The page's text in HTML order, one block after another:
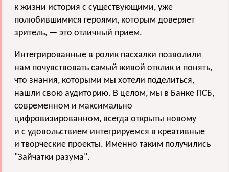
к жизни история с существующими, уже
полюбившимися героями, которым доверяет
зритель, — это отличный прием.
Интегрированные в ролик пасхалки позволили
нам почувствовать самый живой отклик и понять,
что знания, которыми мы хотели поделиться,
нашли свою аудиторию. В целом, мы в Банке ПСБ,
современном и максимально
цифровизированном, всегда открыты новому
и с удовольствием интегрируемся в креативные
и творческие проекты. Именно таким получились
"Зайчатки разума".